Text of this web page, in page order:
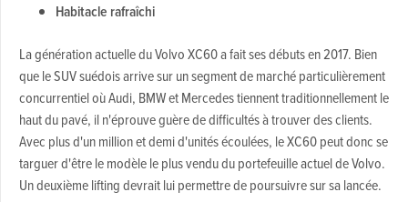
Habitacle rafraîchi
La génération actuelle du Volvo XC60 a fait ses débuts en 2017. Bien
que le SUV suédois arrive sur un segment de marché particulièrement
concurrentiel où Audi, BMW et Mercedes tiennent traditionnellement le
haut du pavé, il n'éprouve guère de difficultés à trouver des clients.
Avec plus d'un million et demi d'unités écoulées, le XC60 peut donc se
targuer d'être le modèle le plus vendu du portefeuille actuel de Volvo.
Un deuxième lifting devrait lui permettre de poursuivre sur sa lancée.